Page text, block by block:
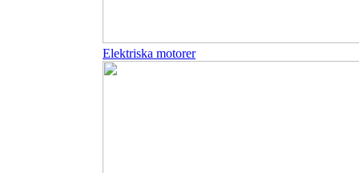
Elektriska motorer